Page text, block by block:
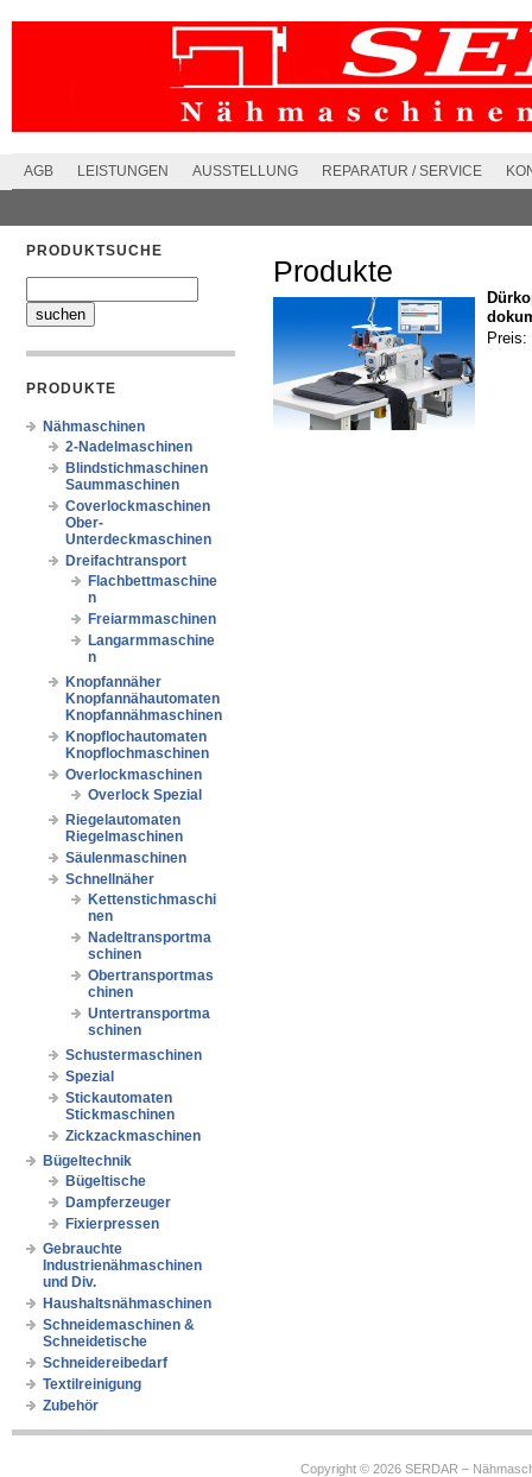
AGB LEISTUNGEN AUSSTELLUNG REPARATUR / SERVICE
PRODUKTSUCHE
PRODUKTE
Nähmaschinen
2-Nadelmaschinen
Blindstichmaschinen
Saummaschinen
Coverlockmaschinen
Ober-
Unterdeckmaschinen
Dreifachtransport
Flachbettmaschine
n
Freiarmmaschinen
Langarmmaschine
n
Knopfannäher
Knopfannähautomaten
Knopfannähmaschinen
Knopflochautomaten
Knopflochmaschinen
Overlockmaschinen
Overlock Spezial
Riegelautomaten
Riegelmaschinen
Säulenmaschinen
Schnellnäher
Kettenstichmaschi
nen
Nadeltransportma
schinen
Obertransportmas
chinen
Untertransportma
schinen
Schustermaschinen
Spezial
Stickautomaten
Stickmaschinen
Zickzackmaschinen
Bügeltechnik
Bügeltische
Dampferzeuger
Fixierpressen
Gebrauchte
Industrienähmaschinen
und Div.
Haushaltsnähmaschinen
Schneidemaschinen &
Schneidetische
Schneidereibedarf
Textilreinigung
Zubehör
Produkte
Preis:
Copyright © 2026 SERDAR –